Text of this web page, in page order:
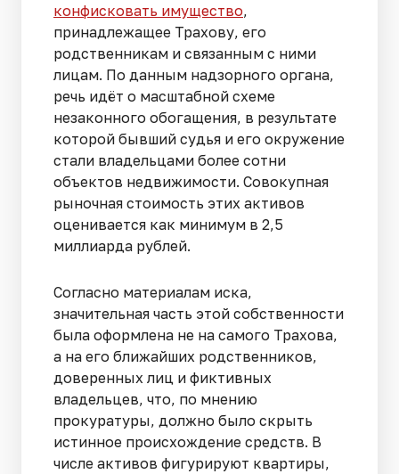
конфисковать имущество,
принадлежащее Трахову, его
родственникам и связанным с ними
лицам. По данным надзорного органа,
речь идёт о масштабной схеме
незаконного обогащения, в результате
которой бывший судья и его окружение
стали владельцами более сотни
объектов недвижимости. Совокупная
рыночная стоимость этих активов
оценивается как минимум в 2,5
миллиарда рублей.
Согласно материалам иска,
значительная часть этой собственности
была оформлена не на самого Трахова,
а на его ближайших родственников,
доверенных лиц и фиктивных
владельцев, что, по мнению
прокуратуры, должно было скрыть
истинное происхождение средств. В
числе активов фигурируют квартиры,